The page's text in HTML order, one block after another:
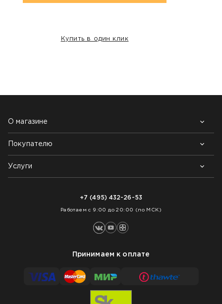
Купить в один клик
О магазине
Почему выбирают нас
Контакты
Блог
Покупателю
Возврат товара
Как заказать
Услуги
+7 (495) 432-26-53
Работаем с 9:00 до 20:00 (по МСК)
Принимаем к оплате